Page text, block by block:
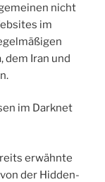
nicht
im
dem Iran und
im Darknet
erwähnte
der Hidden-